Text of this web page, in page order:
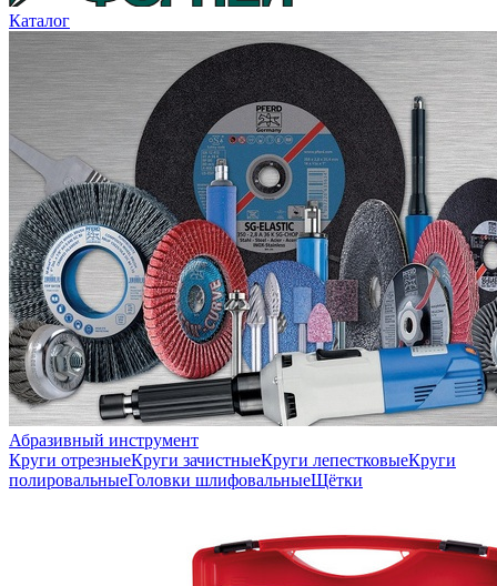
Каталог
Абразивный инструмент
Круги отрезныеКруги зачистныеКруги лепестковыеКруги
полировальныеГоловки шлифовальныеЩётки